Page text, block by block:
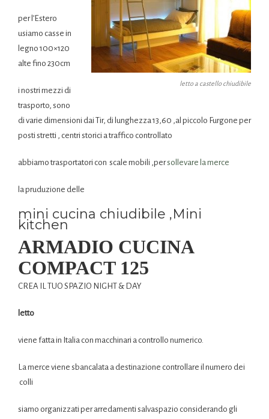
letto a castello chiudibile
per l’Estero
usiamo casse in
legno 100×120
alte fino 230cm
i nostri mezzi di
trasporto, sono
di varie dimensioni dai Tir, di lunghezza 13,60 ,al piccolo Furgone per
posti stretti , centri storici a traffico controllato
abbiamo trasportatori con scale mobili ,persollevare la merce
la pruduzione delle
mini cucina chiudibile ,Mini
kitchen
ARMADIO CUCINA
COMPACT 125
CREA IL TUO SPAZIO NIGHT & DAY
letto
viene fatta in Italia con macchinari a controllo numerico.
La merce viene sbancalata a destinazione controllare il numero dei
colli
siamo organizzati per arredamenti salvaspazio considerando gli